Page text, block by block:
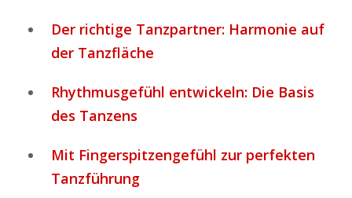
Der richtige Tanzpartner: Harmonie auf
der Tanzfläche
Rhythmusgefühl entwickeln: Die Basis
des Tanzens
Mit Fingerspitzengefühl zur perfekten
Tanzführung